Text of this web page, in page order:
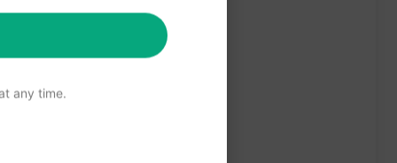
claires.
any time.